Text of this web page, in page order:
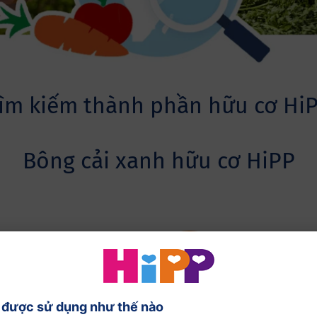
kiếm thành phần hữu cơ
Bông cải xanh hữu cơ HiPP